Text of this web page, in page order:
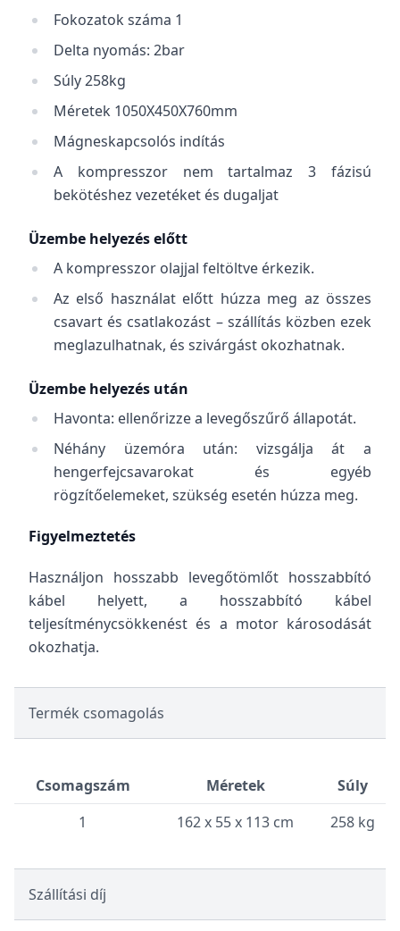
Fokozatok száma 1
Delta nyomás: 2bar
Súly 258kg
Méretek 1050X450X760mm
Mágneskapcsolós indítás
A kompresszor nem tartalmaz 3 fázisú
bekötéshez vezetéket és dugaljat
Üzembe helyezés előtt
A kompresszor olajjal feltöltve érkezik.
Az első használat előtt húzza meg az összes
csavart és csatlakozást – szállítás közben ezek
meglazulhatnak, és szivárgást okozhatnak.
Üzembe helyezés után
Havonta: ellenőrizze a levegőszűrő állapotát.
Néhány üzemóra után: vizsgálja át a
hengerfejcsavarokat és egyéb
rögzítőelemeket, szükség esetén húzza meg.
Figyelmeztetés
Használjon hosszabb levegőtömlőt hosszabbító
kábel helyett, a hosszabbító kábel
teljesítménycsökkenést és a motor károsodását
okozhatja.
Termék csomagolás
Csomagszám Méretek
Súly
1
162 x 55 x 113 cm 258 kg
Szállítási díj